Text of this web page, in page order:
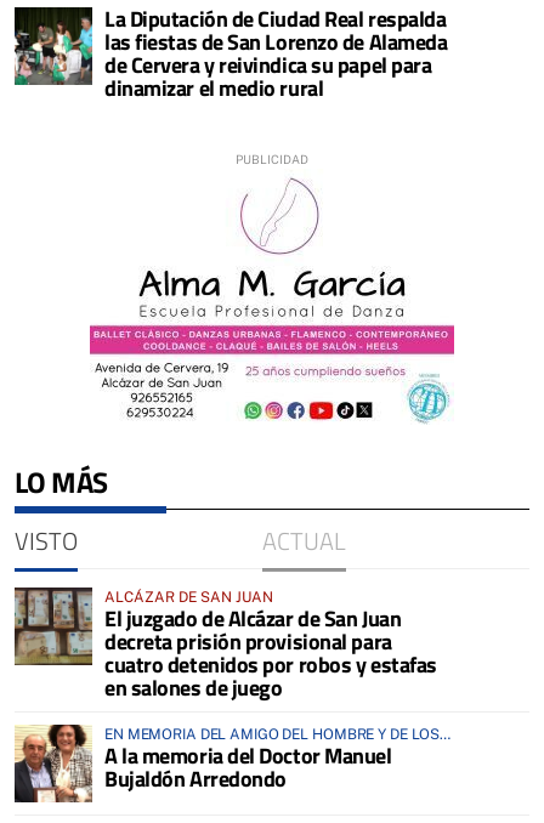
La Diputación de Ciudad Real respalda
las fiestas de San Lorenzo de Alameda
de Cervera y reivindica su papel para
dinamizar el medio rural
LO MÁS
VISTO ACTUAL
ALCÁZAR DE SAN JUAN
El juzgado de Alcázar de San Juan
decreta prisión provisional para
cuatro detenidos por robos y estafas
en salones de juego
EN MEMORIA DEL AMIGO DEL HOMBRE Y DE LOS
ANIMALES
A la memoria del Doctor Manuel
Bujaldón Arredondo